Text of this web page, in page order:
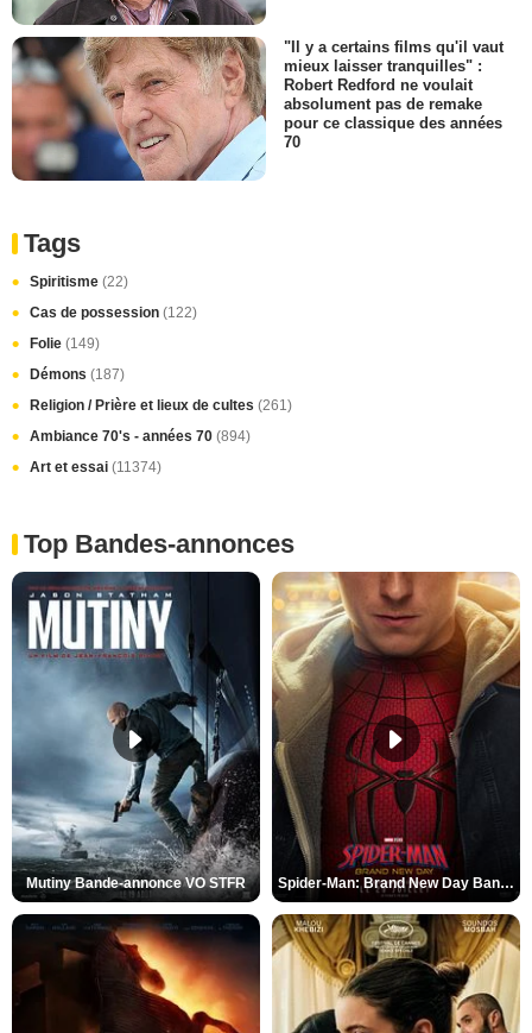
"Il y a certains films qu'il vaut
mieux laisser tranquilles" :
Robert Redford ne voulait
absolument pas de remake
pour ce classique des années
70
Tags
Spiritisme (22)
Cas de possession (122)
Folie (149)
Démons (187)
Religion / Prière et lieux de cultes (261)
Ambiance 70's - années 70 (894)
Art et essai (11374)
Top Bandes-annonces
Mutiny Bande-annonce VO STFR Spider-Man: Brand New Day Bande-annonce VO STFR